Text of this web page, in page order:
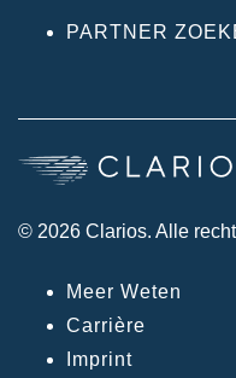
PARTNER
© 2026 Clarios. Alle
Meer Weten
Carrière
Imprint